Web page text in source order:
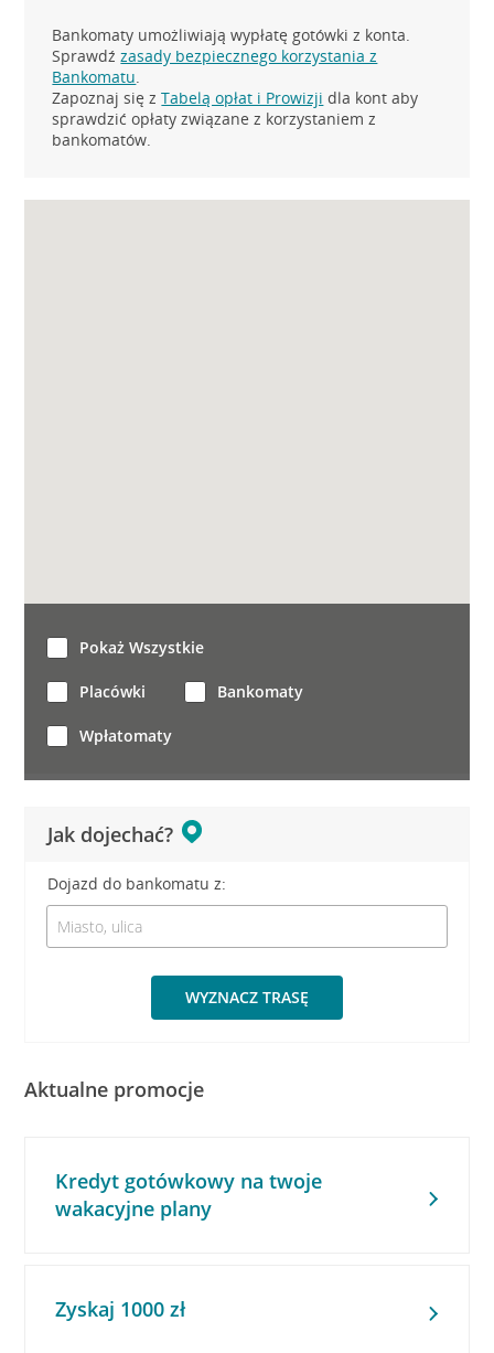
Bankomaty umożliwiają wypłatę gotówki z konta.
Sprawdźzasady bezpiecznego korzystania z
Bankomatu.
Zapoznaj się zTabelą opłat i Prowizji dla kont aby
sprawdzić opłaty związane z korzystaniem z
bankomatów.
Jak dojechać?
Dojazd do bankomatu z:
WYZNACZ TRASĘ
Pokaż Wszystkie
Placówki Bankomaty
Wpłatomaty
Aktualne promocje
Kredyt gotówkowy na twoje
wakacyjne plany
Zyskaj 1000 zł